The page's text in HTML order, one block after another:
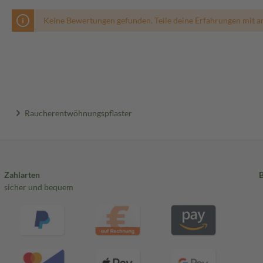
der Nikotinspiegel im Blut
sich unterschiedliche
über einen Zeitraum von
für starke
betragen hat:
von 3-4
unbehaarte trockene und
an der Innen- oder
Keine Bewertungen gefunden. Teile deine Erfahrungen mit
Raucherentwöhnungspflaster
Zahlarten
sicher und bequem